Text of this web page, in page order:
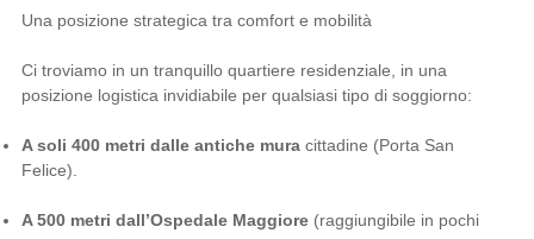
Una posizione strategica tra comfort e mobilità
Ci troviamo in un tranquillo quartiere residenziale, in una
posizione logistica invidiabile per qualsiasi tipo di soggiorno:
A soli 400 metri dalle antiche muracittadine (Porta San
Felice).
A 500 metri dall’Ospedale Maggiore(raggiungibile in pochi